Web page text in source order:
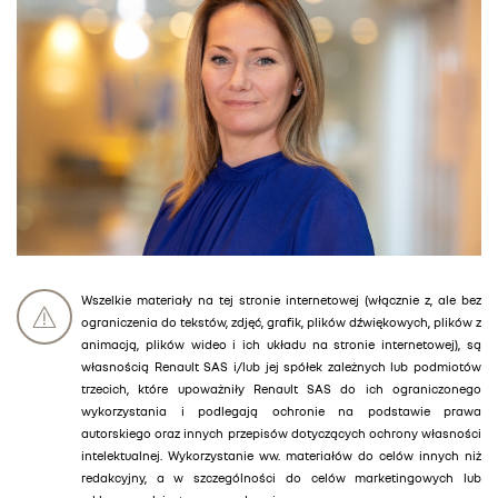
Wszelkie materiały na tej stronie internetowej (włącznie z, ale bez
ograniczenia do tekstów, zdjęć, grafik, plików dźwiękowych, plików z
animacją, plików wideo i ich układu na stronie internetowej), są
własnością Renault SAS i/lub jej spółek zależnych lub podmiotów
trzecich, które upoważniły Renault SAS do ich ograniczonego
wykorzystania i podlegają ochronie na podstawie prawa
autorskiego oraz innych przepisów dotyczących ochrony własności
intelektualnej. Wykorzystanie ww. materiałów do celów innych niż
redakcyjny, a w szczególności do celów marketingowych lub